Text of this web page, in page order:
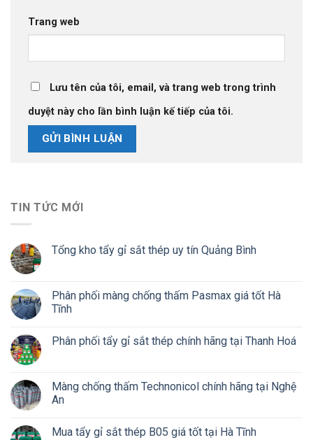
Trang web
Lưu tên của tôi, email, và trang web trong trình
duyệt này cho lần bình luận kế tiếp của tôi.
TIN TỨC MỚI
Tổng kho tẩy gỉ sắt thép uy tín Quảng Bình
Phân phối màng chống thấm Pasmax giá tốt Hà
Tĩnh
Phân phối tẩy gỉ sắt thép chính hãng tại Thanh Hoá
Màng chống thấm Technonicol chính hãng tại Nghệ
An
Mua tẩy gỉ sắt thép B05 giá tốt tại Hà Tĩnh